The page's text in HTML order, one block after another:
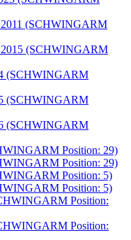
(SCHWINGARM
(SCHWINGARM
(SCHWINGARM
(SCHWINGARM
(SCHWINGARM
Position: 29)
Position: 29)
Position: 5)
Position: 5)
Position:
Position: